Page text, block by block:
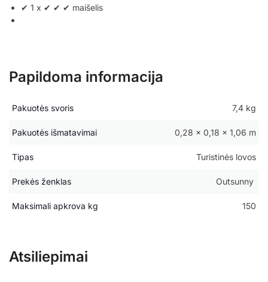
✔ 1 x ✔ ✔ ✔ maišelis
Papildoma informacija
Pakuotės svoris 7,4 kg
Pakuotės išmatavimai 0,28 × 0,18 × 1,06 m
Tipas Turistinės lovos
Prekės ženklas Outsunny
Maksimali apkrova kg 150
Atsiliepimai